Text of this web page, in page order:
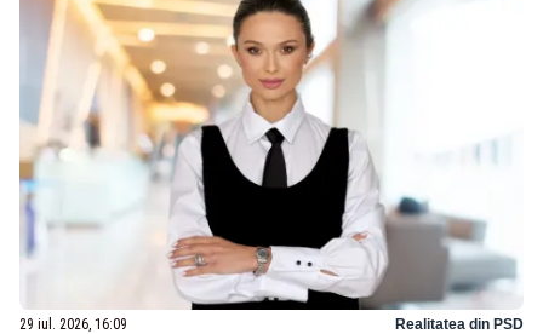
29 iul. 2026, 16:09 Realitatea din PSD